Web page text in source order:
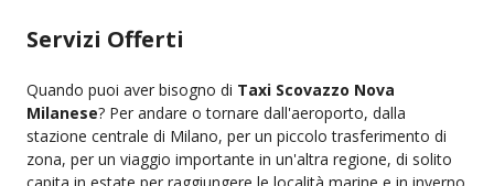
Servizi Offerti
Quando puoi aver bisogno di Taxi Scovazzo Nova
Milanese? Per andare o tornare dall'aeroporto, dalla
stazione centrale di Milano, per un piccolo trasferimento di
zona, per un viaggio importante in un'altra regione, di solito